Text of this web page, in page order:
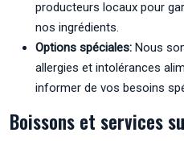
producteurs locaux pour
nos ingrédients.
Options spéciales: Nous
allergies et intolérances
informer de vos besoins
Boissons et services